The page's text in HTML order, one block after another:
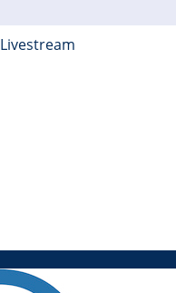
Livestream